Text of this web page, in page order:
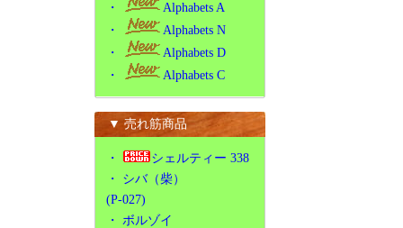
・
Alphabets A
・
Alphabets N
・
Alphabets D
・
Alphabets C
▼ 売れ筋商品
・
シェルティー 338
・ シバ（柴）
(P-027)
・ ボルゾイ